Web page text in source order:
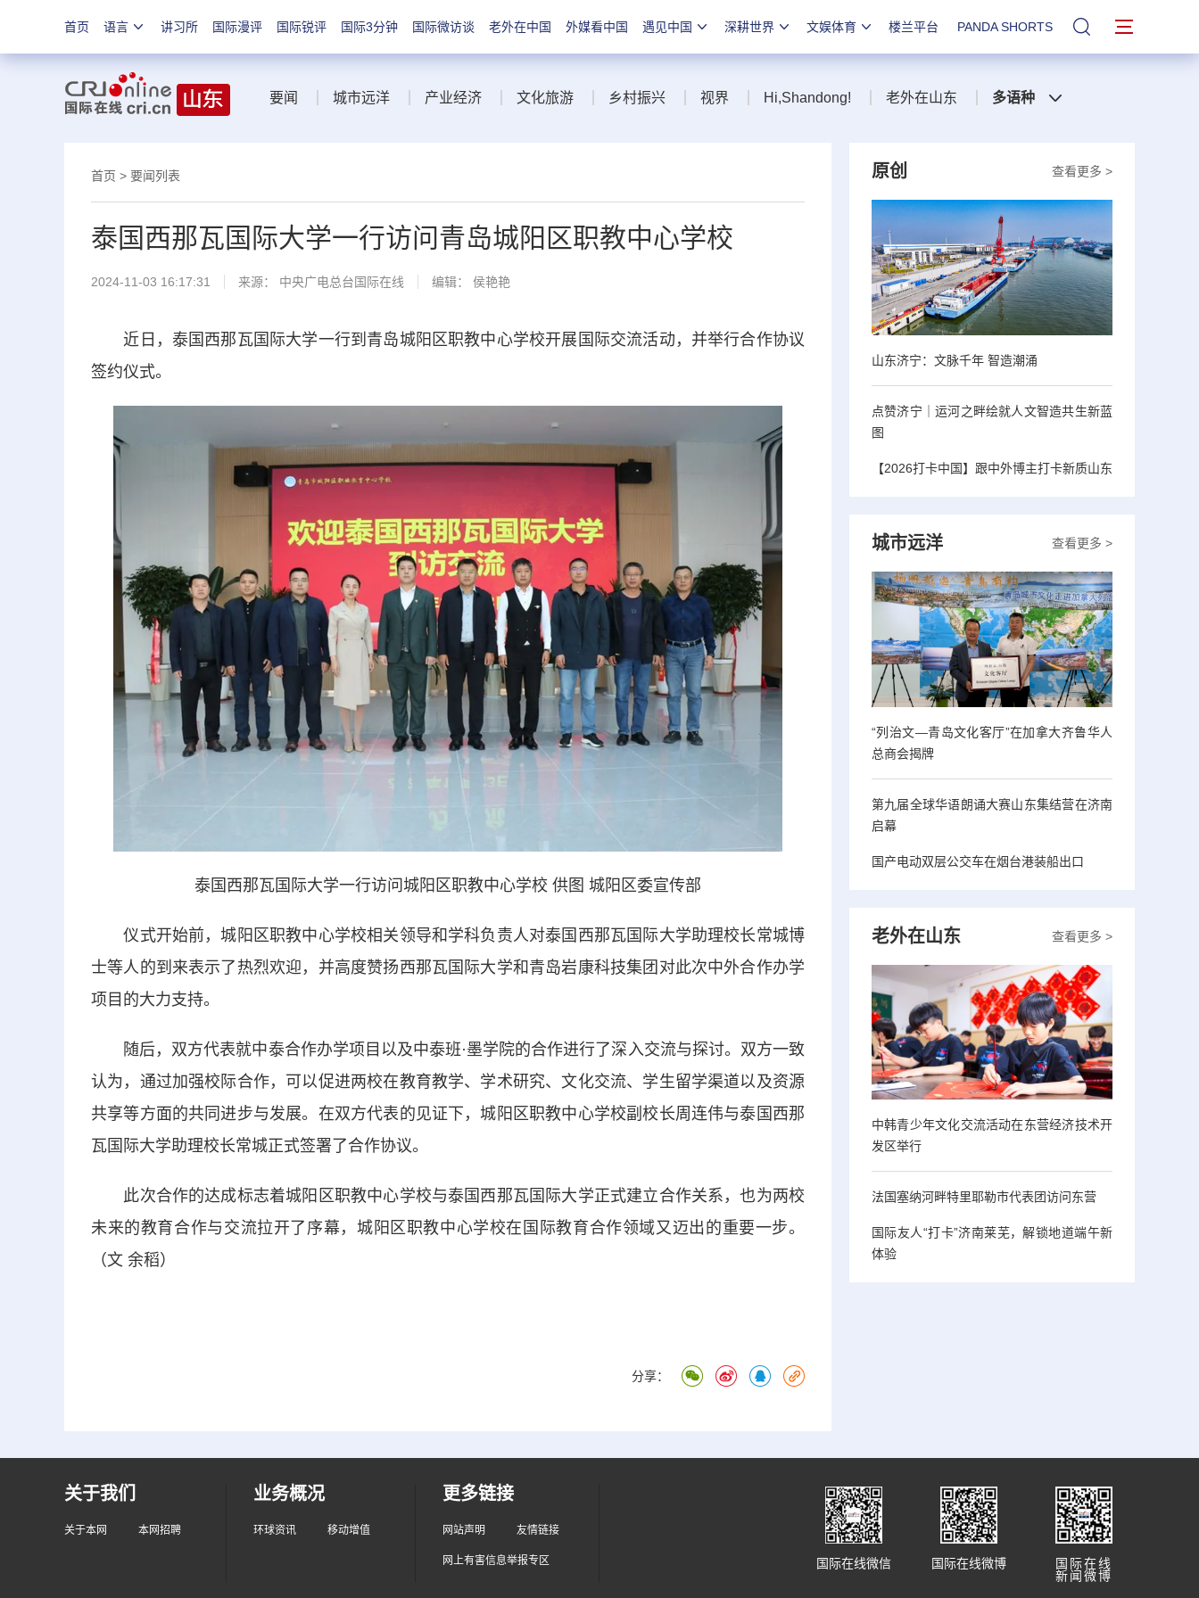
首页 语言 讲习所 国际漫评 国际锐评 国际3分钟 国际微访谈 老外在中国 外媒看中国 遇见中国 深耕世界 文娱体育 楼兰平台 PANDA SHORTS 站内搜索
要闻 城市远洋 产业经济 文化旅游 乡村振兴 视界 Hi,Shandong! 老外在山东 多语种
首页 > 要闻列表
泰国西那瓦国际大学一行访问青岛城阳区职教中心学校
2024-11-03 16:17:31 来源： 中央广电总台国际在线 编辑： 侯艳艳
近日，泰国西那瓦国际大学一行到青岛城阳区职教中心学校开展国际交流活动，并举行合作协议
签约仪式。
泰国西那瓦国际大学一行访问城阳区职教中心学校 供图 城阳区委宣传部
仪式开始前，城阳区职教中心学校相关领导和学科负责人对泰国西那瓦国际大学助理校长常城博
士等人的到来表示了热烈欢迎，并高度赞扬西那瓦国际大学和青岛岩康科技集团对此次中外合作办学
项目的大力支持。
随后，双方代表就中泰合作办学项目以及中泰班·墨学院的合作进行了深入交流与探讨。双方一致
认为，通过加强校际合作，可以促进两校在教育教学、学术研究、文化交流、学生留学渠道以及资源
共享等方面的共同进步与发展。在双方代表的见证下，城阳区职教中心学校副校长周连伟与泰国西那
瓦国际大学助理校长常城正式签署了合作协议。
此次合作的达成标志着城阳区职教中心学校与泰国西那瓦国际大学正式建立合作关系，也为两校
未来的教育合作与交流拉开了序幕，城阳区职教中心学校在国际教育合作领域又迈出的重要一步。
（文 余稻）
分享：
查看更多 >
原创
山东济宁：文脉千年 智造潮涌
点赞济宁｜运河之畔绘就人文智造共生新蓝
图
【2026打卡中国】跟中外博主打卡新质山东
查看更多 >
城市远洋
“列治文—青岛文化客厅”在加拿大齐鲁华人
总商会揭牌
第九届全球华语朗诵大赛山东集结营在济南
启幕
国产电动双层公交车在烟台港装船出口
查看更多 >
老外在山东
中韩青少年文化交流活动在东营经济技术开
发区举行
法国塞纳河畔特里耶勒市代表团访问东营
国际友人“打卡”济南莱芜，解锁地道端午新
体验
关于我们
关于本网 本网招聘
业务概况
环球资讯 移动增值
更多链接
网站声明 友情链接
网上有害信息举报专区
国际在线
新闻微博
国际在线微博
国际在线微信